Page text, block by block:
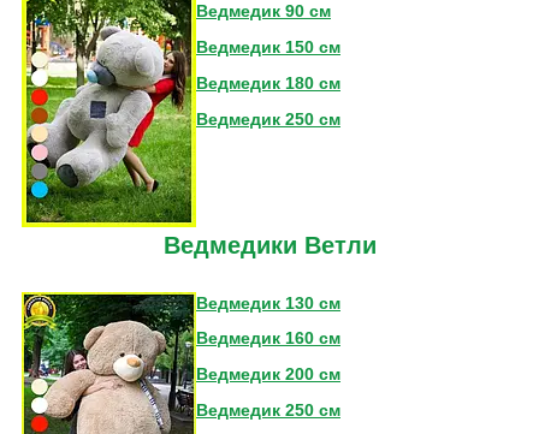
Ведмедик 90 см
Ведмедик 150 см
Ведмедик 180 см
Ведмедик 250 см
Ведмедики Ветли
Ведмедик 130 см
Ведмедик 160 см
Ведмедик 200 см
Ведмедик 250 см